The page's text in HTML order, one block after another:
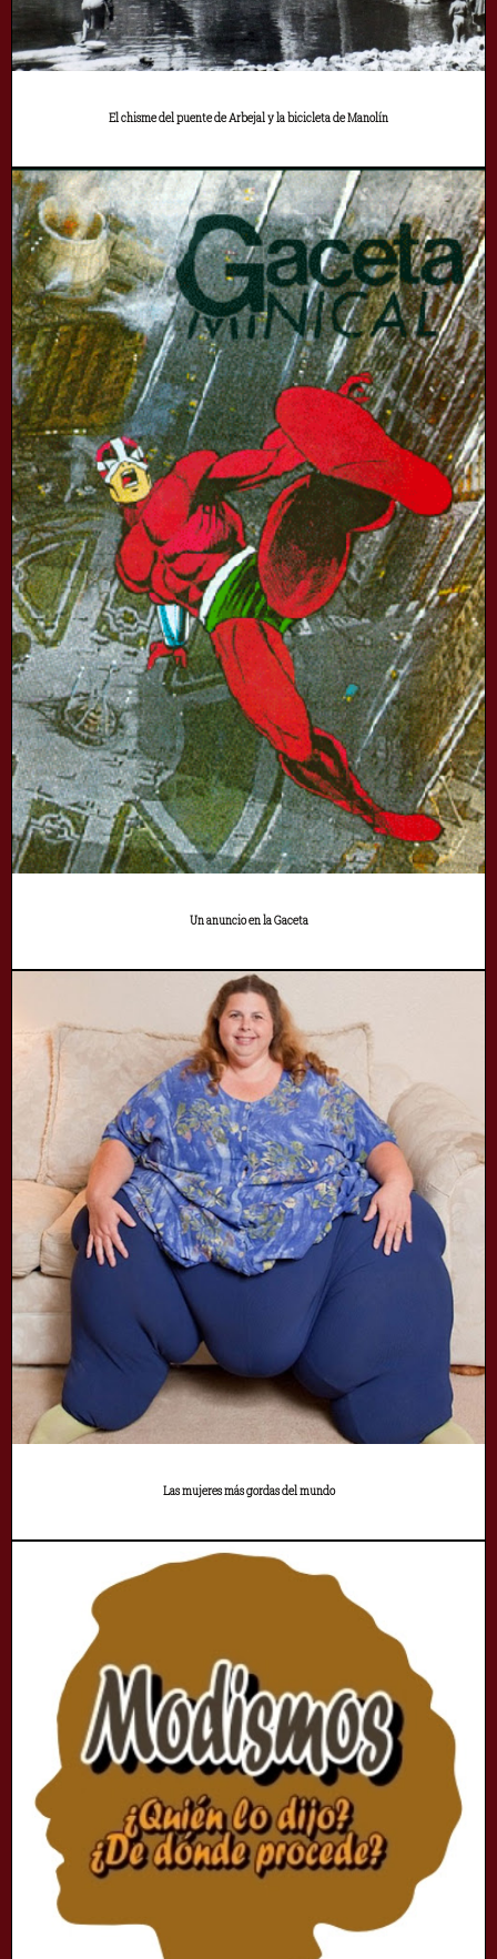
El chisme del puente de Arbejal y la bicicleta de Manolín
Un anuncio en la Gaceta
Las mujeres más gordas del mundo